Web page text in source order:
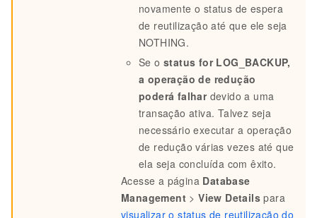
novamente o status de espera
de reutilização até que ele seja
NOTHING.
Se o status for LOG_BACKUP,
a operação de redução
poderá falhardevido a uma
transação ativa. Talvez seja
necessário executar a operação
de redução várias vezes até que
ela seja concluída com êxito.
Acesse a página Database
Management >View Details para
visualizar o status de reutilização do